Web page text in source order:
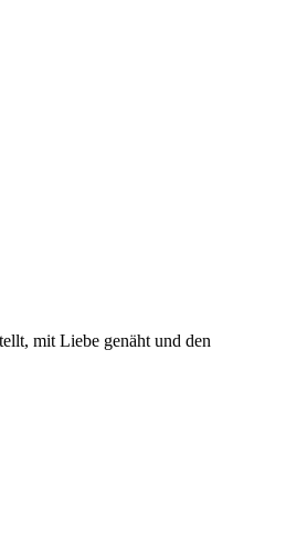
mit Liebe genäht und den